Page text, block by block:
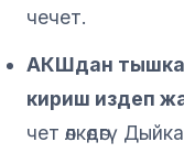
чечет.
АКШдан
кириш издеп
чет өлкөдөгү